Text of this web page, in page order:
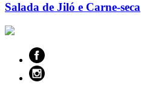
Salada de Jiló e Carne-seca